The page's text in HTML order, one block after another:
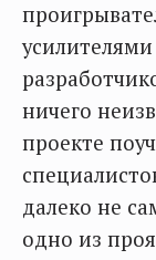
ничего
проекте
далеко не
одно из